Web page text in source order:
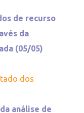
de recurso
da
(05/05)
dos
análise de